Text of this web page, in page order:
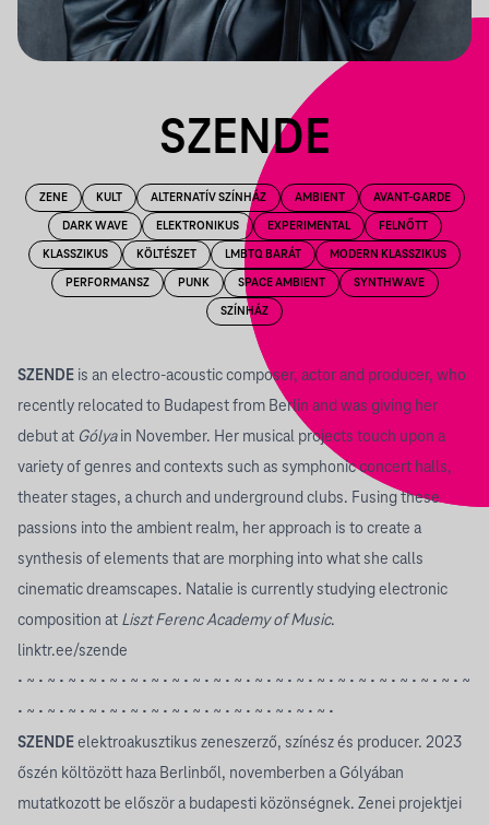
SZENDE
ZENE KULT ALTERNATÍV SZÍNHÁZ AMBIENT AVANT-GARDE
DARK WAVE ELEKTRONIKUS EXPERIMENTAL FELNŐTT
KLASSZIKUS KÖLTÉSZET LMBTQ BARÁT MODERN KLASSZIKUS
PERFORMANSZ PUNK SPACE AMBIENT SYNTHWAVE
SZÍNHÁZ
SZENDE is an electro-acoustic composer, actor and producer, who
recently relocated to Budapest from Berlin and was giving her
debut at Gólyain November. Her musical projects touch upon a
variety of genres and contexts such as symphonic concert halls,
theater stages, a church and underground clubs. Fusing these
passions into the ambient realm, her approach is to create a
synthesis of elements that are morphing into what she calls
cinematic dreamscapes. Natalie is currently studying electronic
composition at Liszt Ferenc Academy of Music.
linktr.ee/szende
• ~ • ~ • ~ • ~ • ~ • ~ • ~ • ~ • ~ • ~ • ~ • ~ • ~ • ~ • ~ • ~ • ~ • ~ • ~ • ~ • ~ • ~
• ~ • ~ • ~ • ~ • ~ • ~ • ~ • ~ • ~ • ~ • ~ • ~ • ~ • ~ • ~ •
SZENDEelektroakusztikus zeneszerző, színész és producer. 2023
őszén költözött haza Berlinből, novemberben a Gólyában
mutatkozott be először a budapesti közönségnek. Zenei projektjei